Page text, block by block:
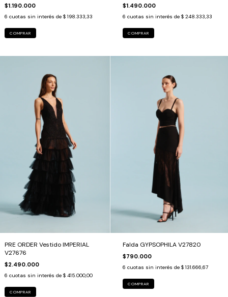
$1.190.000
6 cuotas sin interés de $ 198.333,33
COMPRAR
$1.490.000
6 cuotas sin interés de $ 248.333,33
COMPRAR
PRE ORDER Vestido IMPERIAL
V27676
$2.490.000
6 cuotas sin interés de $ 415.000,00
COMPRAR
Falda GYPSOPHILA V27820
$790.000
6 cuotas sin interés de $ 131.666,67
COMPRAR